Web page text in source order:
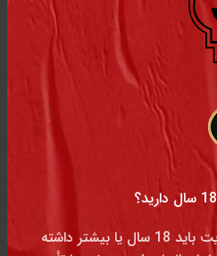
برای مشاهده این وب سایت باید 18 سال یا بیشتر داشته
کد 12
و برای سلامتی مضر است